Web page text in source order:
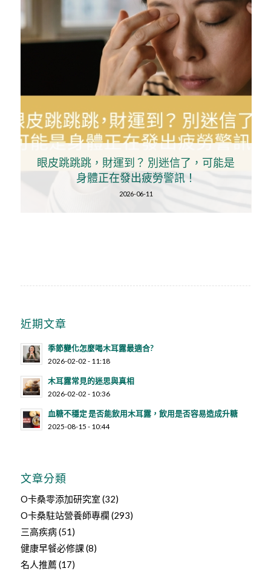
眼皮跳跳跳，財運到？ 別迷信了，可能是
身體正在發出疲勞警訊！
2026-06-11
近期文章
季節變化怎麼喝木耳露最適合?
2026-02-02 - 11:18
木耳露常見的迷思與真相
2026-02-02 - 10:36
血糖不穩定 是否能飲用木耳露，飲用是否容易造成升糖
2025-08-15 - 10:44
文章分類
O卡桑零添加研究室 (32)
O卡桑駐站營養師專欄 (293)
三高疾病(51)
健康早餐必修課(8)
名人推薦 (17)